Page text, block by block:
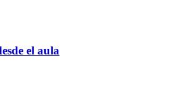
el aula